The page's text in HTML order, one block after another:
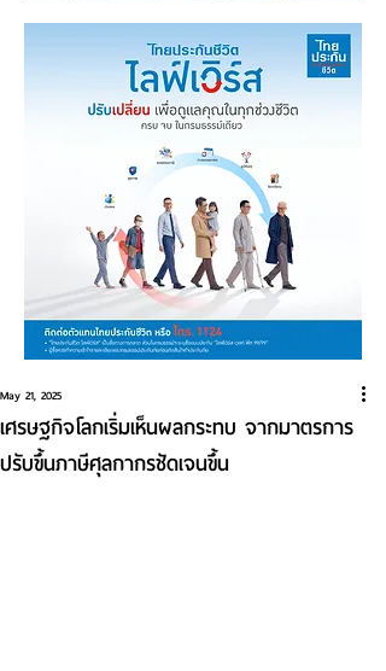
เศรษฐกิจโลกเริ่มเห็นผลกระทบ จากมาตรการ
ปรับขึ้นภาษีศุลกากรชัดเจนขึ้น
May 21, 2025